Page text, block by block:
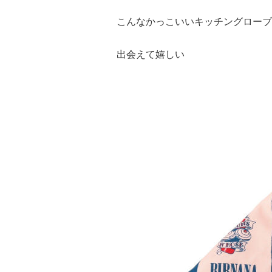
こんなかっこいいキッチングロー
出会えて嬉しい